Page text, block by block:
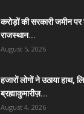
करोड़ों की सरकारी जमीन
राजस्थान...
August 5, 2026
हजारों लोगों ने उठाया हाथ,
ब्रह्माकुमारीज़...
August 4, 2026